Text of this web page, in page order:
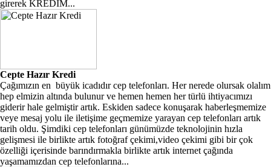
girerek KREDİM...
Cepte Hazır Kredi
Çağımızın en büyük icadıdır cep telefonları. Her nerede olursak olalım
hep elmizin altında bulunur ve hemen hemen her türlü ihtiyacımızı
giderir hale gelmiştir artık. Eskiden sadece konuşarak haberleşmemize
veye mesaj yolu ile iletişime geçmemize yarayan cep telefonları artık
tarih oldu. Şimdiki cep telefonları günümüzde teknolojinin hızla
gelişmesi ile birlikte artık fotoğraf çekimi,video çekimi gibi bir çok
özelliği içerisinde barındırmakla birlikte artık internet çağında
yaşamamızdan cep telefonlarına...